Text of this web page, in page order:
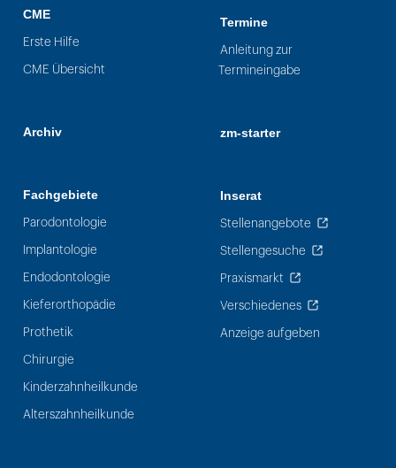
CME
Erste Hilfe
CME Übersicht
Archiv
Fachgebiete
Parodontologie
Implantologie
Endodontologie
Kieferorthopädie
Prothetik
Chirurgie
Kinderzahnheilkunde
Alterszahnheilkunde
Termine
Anleitung zur
Termineingabe
zm-starter
Inserat
Stellenangebote
Stellengesuche
Praxismarkt
Verschiedenes
Anzeige aufgeben